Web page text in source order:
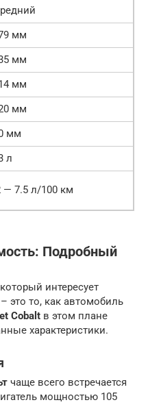
мм
мм
мм
мм
мм
л
— 7.5 л/100 км
Подробный
интересует
это то, как автомобиль
Cobalt в этом плане
характеристики.
чаще всего встречается
мощностью 105